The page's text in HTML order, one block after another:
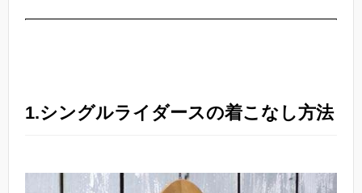
1.シングルライダースの着こなし方法